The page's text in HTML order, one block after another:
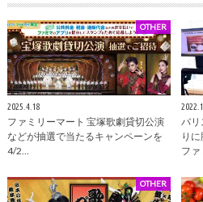
OTHER
2025.4.18
ファミリーマート 宝塚歌劇貸切公演
などが抽選で当たるキャンペーンを
4/2…
バ
り
ファ
OTHER